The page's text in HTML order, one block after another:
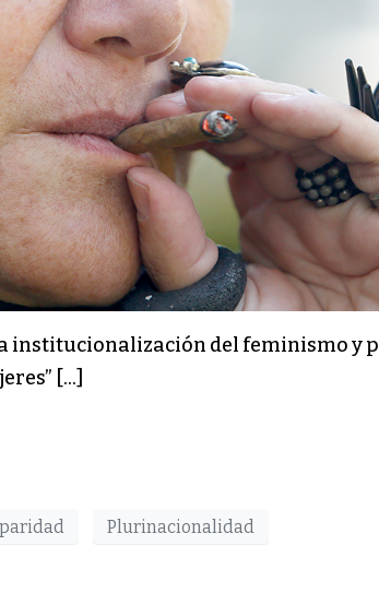
institucionalización del feminismo y
[…]
paridad Plurinacionalidad